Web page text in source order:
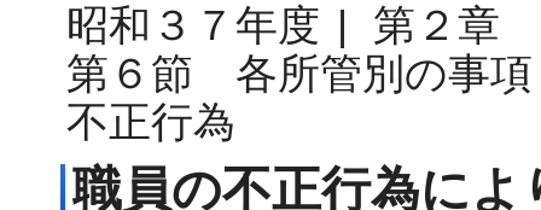
昭和３７年度 |
第２章
第６節 各所管別の事項
不正行為
職員の不正行為に